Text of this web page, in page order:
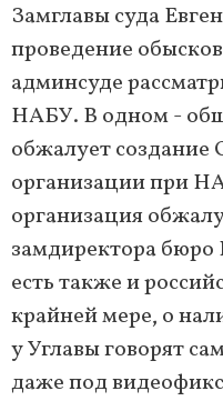
Замглавы суда
проведение
админсуде
НАБУ. В одном -
обжалует
организации при
организация
замдиректора бюро
есть также и
крайней мере, о
у Углавы говорят
даже под